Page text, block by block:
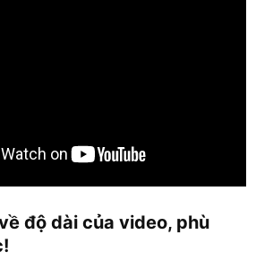
độ dài của video, phù